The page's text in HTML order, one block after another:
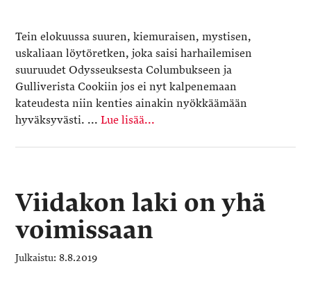
Tein elokuussa suuren, kiemuraisen, mystisen,
uskaliaan löytöretken, joka saisi harhailemisen
suuruudet Odysseuksesta Columbukseen ja
Gulliverista Cookiin jos ei nyt kalpenemaan
kateudesta niin kenties ainakin nyökkäämään
hyväksyvästi. ...Lue lisää...
Viidakon laki on yhä
voimissaan
8.8.2019